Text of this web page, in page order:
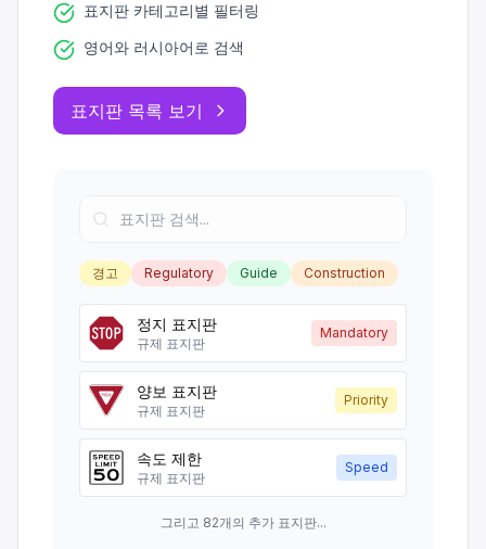
표지판 카테고리별 필터링
영어와 러시아어로 검색
표지판 목록 보기
경고 Regulatory Guide Construction
정지 표지판
규제 표지판
Mandatory
양보 표지판
규제 표지판
Priority
속도 제한
규제 표지판
Speed
그리고 82개의 추가 표지판...